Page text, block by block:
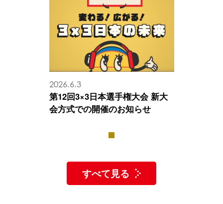
2026.6.3
第12回3×3日本選手権大会 新大
会方式での開催のお知らせ
すべて見る